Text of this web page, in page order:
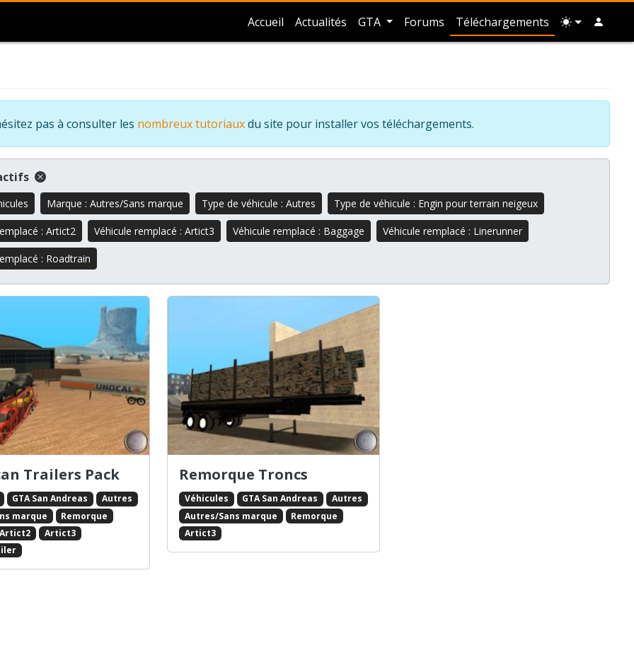
Accueil Actualités GTA Forums Téléchargements
pas à consulter les nombreux tutoriauxdu site pour installer vos téléchargements.
Marque : Autres/Sans marque Type de véhicule : Autres Type de véhicule : Engin pour terrain neigeux
: Artict2 Véhicule remplacé : Artict3 Véhicule remplacé : Baggage Véhicule remplacé : Linerunner
: Roadtrain
Trailers Pack
GTA San Andreas
Autres
marque
Remorque
Artict2
Artict3
Remorque Troncs
Véhicules GTA San Andreas
Autres
Autres/Sans marque
Remorque
Artict3